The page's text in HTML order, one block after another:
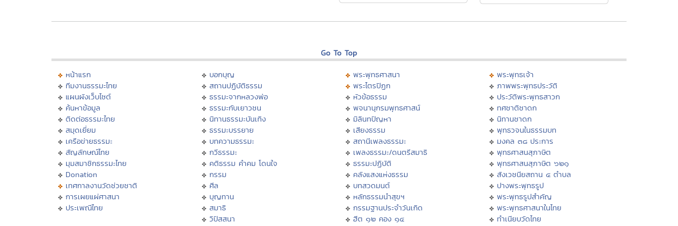
Go To Top
หน้าแรก
ทีมงานธรรมะไทย
แผนผังเว็บไซต์
ค้นหาข้อมูล
ติดต่อธรรมะไทย
สมุดเยี่ยม
เครือข่ายธรรมะ
สัญลักษณ์ไทย
มุมสมาชิกธรรมะไทย
Donation
เทศกาลงานวัดช่วยชาติ
การเผยแผ่ศาสนา
ประเพณีไทย
บอกบุญ
สถานปฏิบัติธรรม
ธรรมะจากหลวงพ่อ
ธรรมะกับเยาวชน
นิทานธรรมะบันเทิง
ธรรมะบรรยาย
บทความธรรมะ
กวีธรรมะ
คติธรรม คำคม โดนใจ
กรรม
ศีล
บุญทาน
สมาธิ
วิปัสสนา
พระพุทธศาสนา
พระไตรปิฏก
หัวข้อธรรม
พจนานุกรมพุทธศาสน์
มิลินทปัญหา
เสียงธรรม
สถานีเพลงธรรมะ
เพลงธรรมะ/ดนตรีสมาธิ
ธรรมะปฏิบัติ
คลังแสงแห่งธรรม
บทสวดมนต์
หลักธรรมนำสุขฯ
กรรมฐานประจำวันเกิด
ฮีต ๑๒ คอง ๑๔
พระพุทธเจ้า
ภาพพระพุทธประวัติ
ประวัติพระพุทธสาวก
ทศชาติชาดก
นิทานชาดก
พุทธวจนในธรรมบท
มงคล ๓๘ ประการ
พุทธศาสนสุภาษิต
พุทธศาสนสุภาษิต ๖๒๑
สังเวชนียสถาน ๔ ตำบล
ปางพระพุทธรูป
พระพุทธรูปสำคัญ
พระพุทธศาสนาในไทย
ทำเนียบวัดไทย